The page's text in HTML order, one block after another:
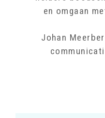
en omgaan
Johan